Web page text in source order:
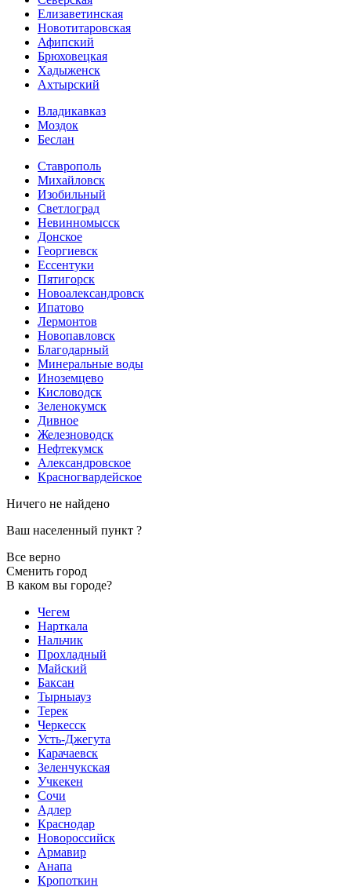
Елизаветинская
Новотитаровская
Афипский
Брюховецкая
Хадыженск
Ахтырский
Владикавказ
Моздок
Беслан
Ставрополь
Михайловск
Изобильный
Светлоград
Невинномысск
Донское
Георгиевск
Ессентуки
Пятигорск
Новоалександровск
Ипатово
Лермонтов
Новопавловск
Благодарный
Минеральные воды
Иноземцево
Кисловодск
Зеленокумск
Дивное
Железноводск
Нефтекумск
Александровское
Красногвардейское
Ничего не найдено
Ваш населенный пункт ?
Все верно
Сменить город
В каком вы городе?
Чегем
Нарткала
Нальчик
Прохладный
Майский
Баксан
Тырныауз
Терек
Черкесск
Усть-Джегута
Карачаевск
Зеленчукская
Учкекен
Сочи
Адлер
Краснодар
Новороссийск
Армавир
Анапа
Кропоткин